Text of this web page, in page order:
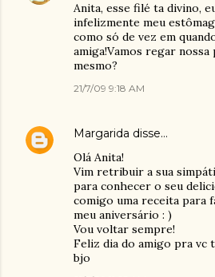
Anita, esse filé ta divino,
infelizmente meu
como só de vez em
amiga!Vamos regar nossa
mesmo?
21/7/09 9:18 AM
Margarida disse…
Olá Anita!
Vim retribuir a sua
para conhecer o seu
comigo uma receita para
meu aniversário : )
Vou voltar sempre!
Feliz dia do amigo pra vc
bjo